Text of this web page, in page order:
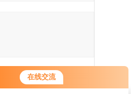
在线交流
您好！欢迎前来咨询，很高兴为您
服务，请问您要咨询什么问题呢？